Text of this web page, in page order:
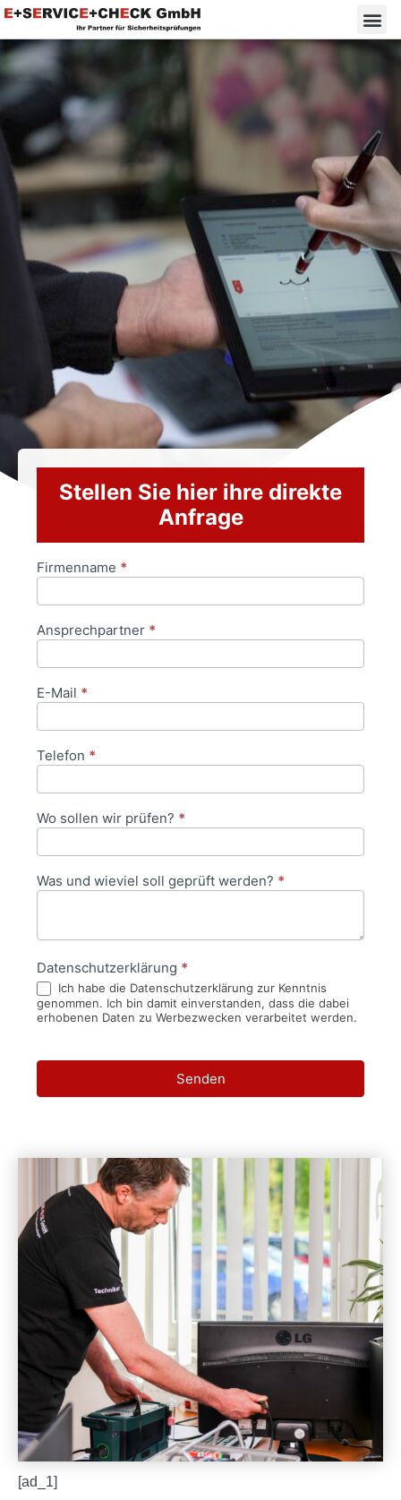
Stellen Sie hier ihre direkte
Anfrage
Anfrageformular
Firmenname *
Ansprechpartner *
E-Mail *
Telefon *
Wo sollen wir prüfen? *
Was und wieviel soll geprüft werden? *
Datenschutzerklärung *
Ich habe die Datenschutzerklärung zur Kenntnis
genommen. Ich bin damit einverstanden, dass die dabei
erhobenen Daten zu Werbezwecken verarbeitet werden.
Senden
[ad_1]